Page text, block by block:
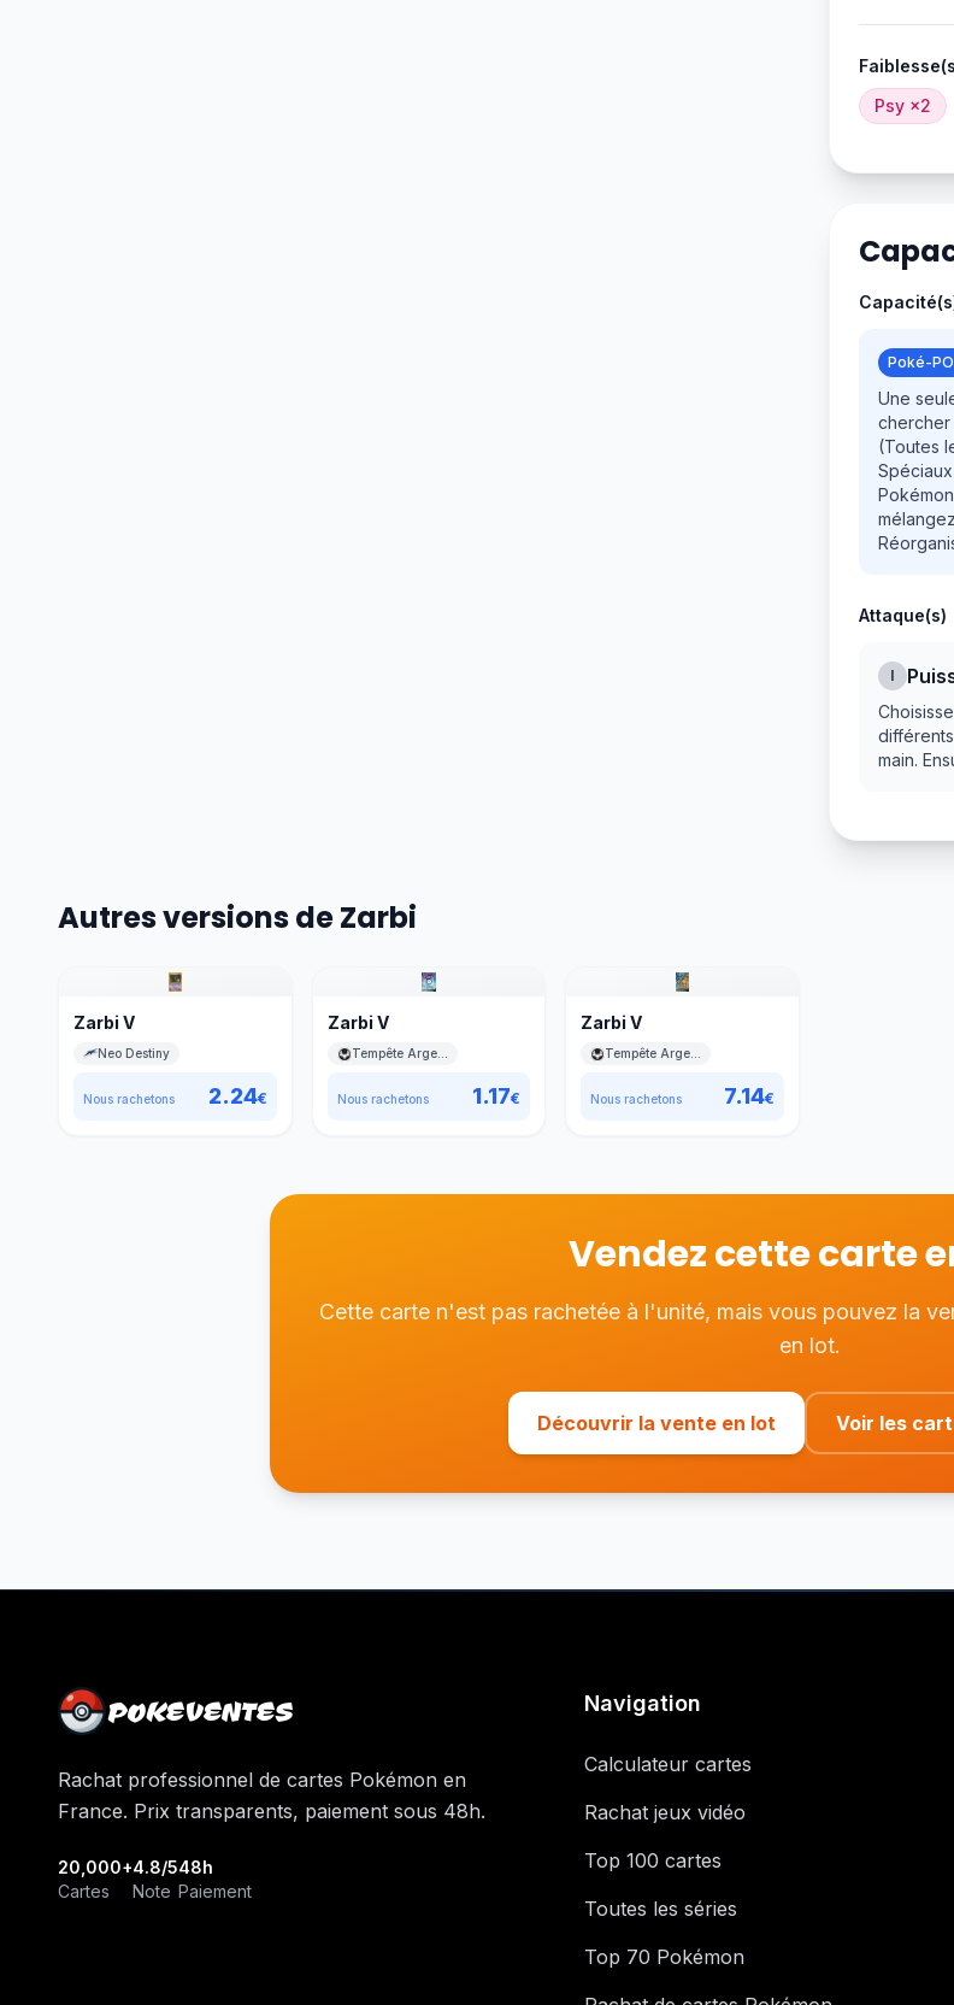
Psy ×2
Poké-
Une
chercher
(Toutes
Attaque(s)
I
main.
Autres versions de Zarbi
Zarbi V
Neo Destiny
Nous rachetons 2.24€
Zarbi V
Tempête Argentée
Nous rachetons 1.17€
Zarbi V
Nous rachetons 7.14€
Vendez cette carte
Cette carte n'est pas rachetée à l'unité, mais vous pouvez la
en lot.
Découvrir la vente en lot Voir les
POKEVENTES
Rachat professionnel de cartes Pokémon en
France. Prix transparents, paiement sous 48h.
20,000+
Cartes
4.8/5
Note
48h
Paiement
Navigation
Calculateur cartes
Rachat jeux vidéo
Top 100 cartes
Toutes les séries
Top 70 Pokémon